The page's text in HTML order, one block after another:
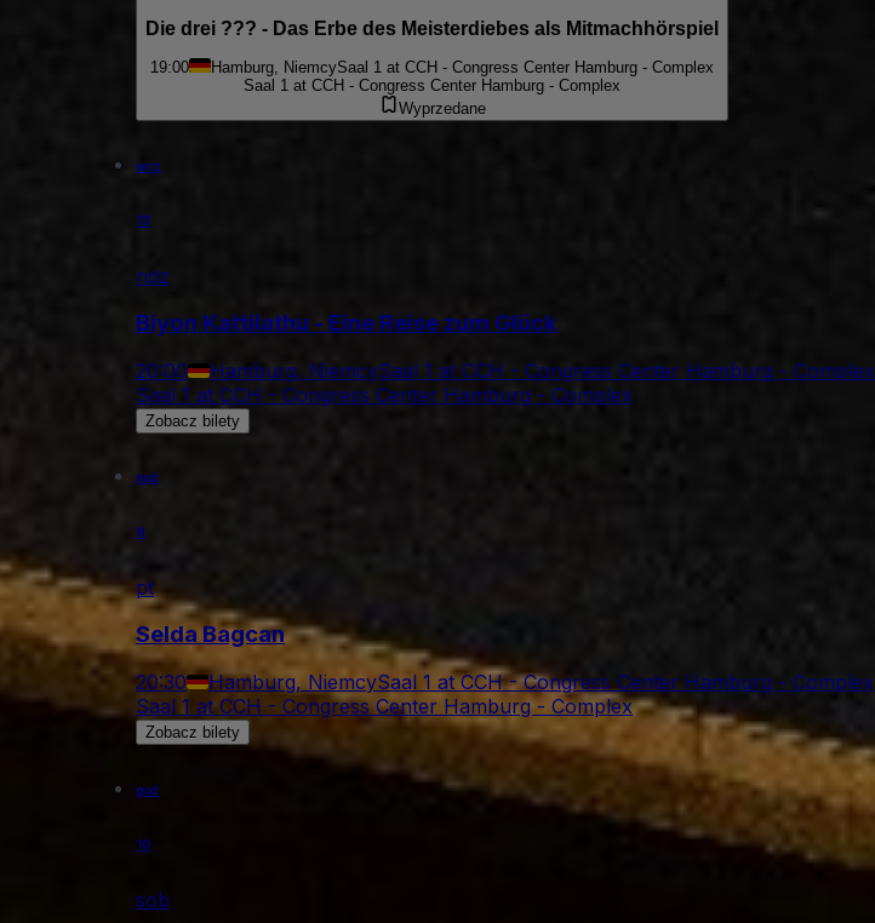
Die drei ??? - Das Erbe des Meisterdiebes als Mitmachhörspiel
19:00 Hamburg, NiemcySaal 1 at CCH - Congress Center Hamburg - Complex
Saal 1 at CCH - Congress Center Hamburg - Complex
Wyprzedane
wrz
13
ndz
Biyon Kattilathu - Eine Reise zum Glück
20:00 Hamburg, NiemcySaal 1 at CCH - Congress Center Hamburg - Complex
Saal 1 at CCH - Congress Center Hamburg - Complex
Zobacz bilety
paź
9
pt
Selda Bagcan
20:30 Hamburg, NiemcySaal 1 at CCH - Congress Center Hamburg - Complex
Saal 1 at CCH - Congress Center Hamburg - Complex
Zobacz bilety
paź
10
sob